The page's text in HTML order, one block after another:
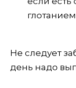
Не следует
день надо